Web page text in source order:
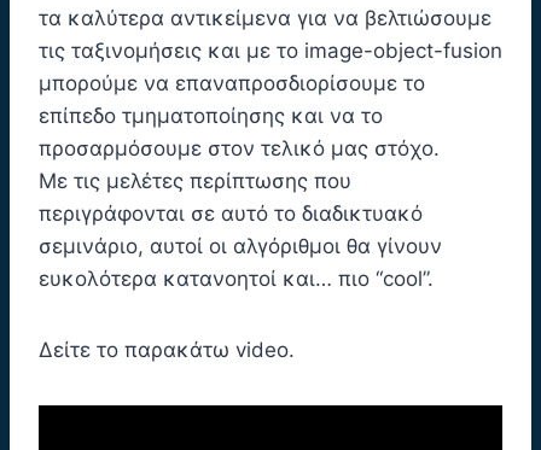
τα καλύτερα αντικείμενα για να βελτιώσουμε
τις ταξινομήσεις και με το image-object-fusion
μπορούμε να επαναπροσδιορίσουμε το
επίπεδο τμηματοποίησης και να το
προσαρμόσουμε στον τελικό μας στόχο.
Με τις μελέτες περίπτωσης που
περιγράφονται σε αυτό το διαδικτυακό
σεμινάριο, αυτοί οι αλγόριθμοι θα γίνουν
ευκολότερα κατανοητοί και… πιο “cool”.
Δείτε το παρακάτω video.